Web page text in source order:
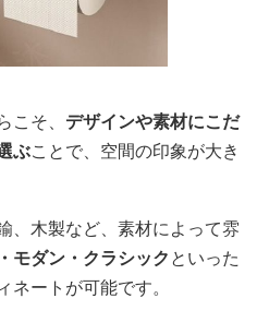
そ、 デザインや素材にこだ
ぶことで、空間の印象が大き
、木製など、素材によって雰
モダン・クラシックといった
ートが可能です。